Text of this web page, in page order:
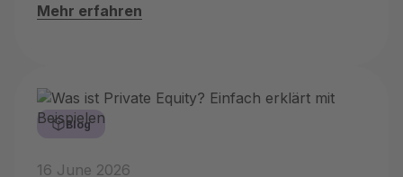
Markets-Plattform, über die Privatanleger
Mehr erfahren
Blog
16 June 2026